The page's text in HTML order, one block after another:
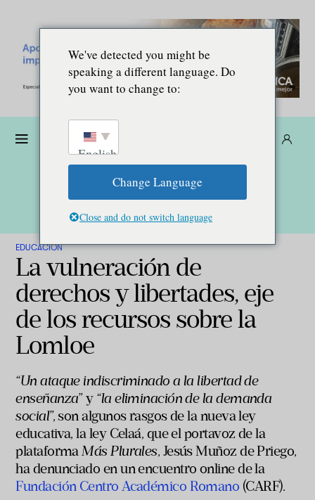
EDUCACIÓN
La vulneración de
derechos y libertades, eje
de los recursos sobre la
Lomloe
“Un ataque indiscriminado a la libertad de
enseñanza” y “la eliminación de la demanda
social”, son algunos rasgos de la nueva ley
educativa, la ley Celaá, que el portavoz de la
plataforma Más Plurales, Jesús Muñoz de Priego,
ha denunciado en un encuentro online de la
Fundación Centro Académico Romano (CARF).
We've detected you might be
speaking a different language. Do
you want to change to:
English
Change Language
Close and do not switch language